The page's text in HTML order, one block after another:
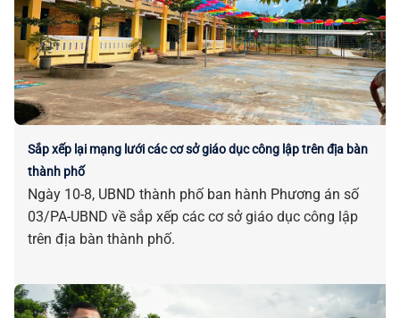
Sắp xếp lại mạng lưới các cơ sở giáo dục công lập trên địa bàn
thành phố
Ngày 10-8, UBND thành phố ban hành Phương án số
03/PA-UBND về sắp xếp các cơ sở giáo dục công lập
trên địa bàn thành phố.